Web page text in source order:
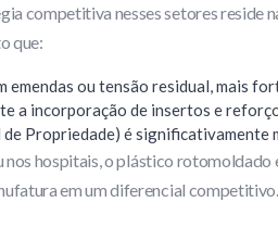
competitiva nesses setores reside
que:
ou tensão residual, mais
a incorporação de insertos e
Propriedade) é significativamente
nos hospitais, o plástico
em um diferencial competitivo.